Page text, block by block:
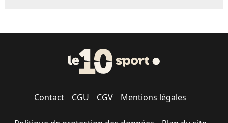
Contact CGU CGV Mentions légales